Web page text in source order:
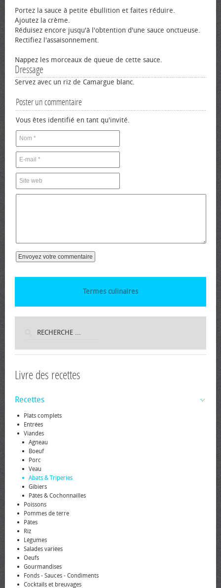
Portez la sauce à petite ébullition et faites réduire.
Ajoutez la crème.
Réduisez encore jusqu'à l'obtention d'une sauce onctueuse.
Rectifiez l'assaisonnement.
Nappez les morceaux de queue de cette sauce.
Dressage
Servez avec un riz de Camargue blanc.
Poster un commentaire
Vous êtes identifié en tant qu'invité.
Termes culinaires
Livre des recettes
Recettes
Plats complets
Entrées
Viandes
Agneau
Boeuf
Porc
Veau
Abats & Triperies
Gibiers
Pâtés & Cochonnailles
Poissons
Pommes de terre
Pâtes
Riz
Légumes
Salades variées
Oeufs
Gourmandises
Fonds - Sauces - Condiments
Cocktails et breuvages